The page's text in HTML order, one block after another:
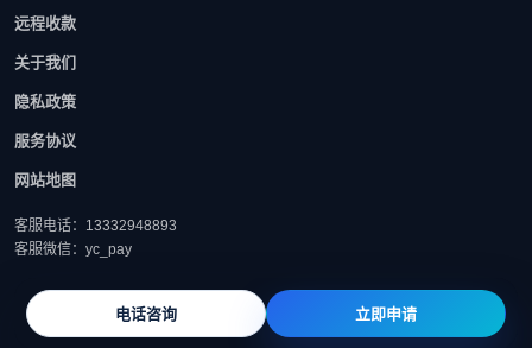
远程收款
关于我们
隐私政策
服务协议
网站地图
客服电话：13332948893
客服微信：yc_pay
电话咨询 立即申请